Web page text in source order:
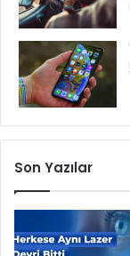
Son Yazılar